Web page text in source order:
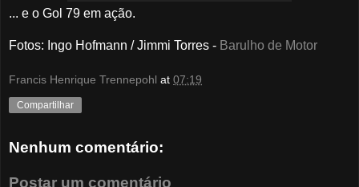
... e o Gol 79 em ação.
Fotos: Ingo Hofmann / Jimmi Torres - Barulho de Motor
Francis Henrique Trennepohl at 07:19
Compartilhar
Nenhum comentário:
Postar um comentário